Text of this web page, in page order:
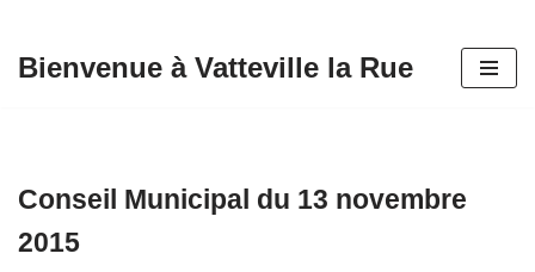
Bienvenue à Vatteville la Rue
Conseil Municipal du 13 novembre
2015